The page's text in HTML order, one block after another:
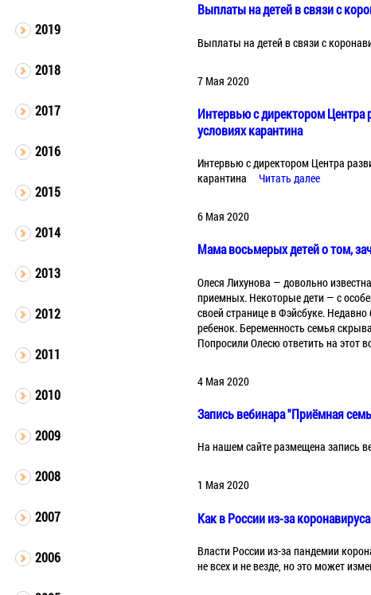
2019
2018
2017
2016
2015
2014
2013
2012
2011
2010
2009
2008
2007
2006
Выплаты на детей в связи с
Выплаты на детей в связи с
7 Мая 2020
Интервью с директором Центра
условиях карантина
Интервью с директором Центра
карантина
Читать далее
6 Мая 2020
Мама восьмерых детей о том,
Олеся Лихунова — довольно
приемных. Некоторые дети — с
своей странице в Фэйсбуке.
ребенок. Беременность семья
Попросили Олесю ответить на этот
4 Мая 2020
Запись вебинара "Приёмная
На нашем сайте размещена запись
1 Мая 2020
Как в России из-за
Власти России из-за пандемии
не всех и не везде, но это может